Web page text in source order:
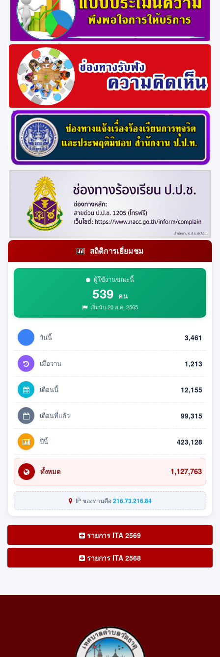
สถิติการเยี่ยมชม
ผู้ใช้งานขณะนี้
539 คน
เริ่มนับ 20 ส.ค. 2565
วันนี้ 3,461
เมื่อวาน 1,213
เดือนนี้ 12,155
เดือนที่แล้ว 99,315
ปีนี้ 423,128
ทั้งหมด 1,127,763
IP ของท่านคือ216.73.216.84
รายการ ITA 2569
รายการ ITA 2568